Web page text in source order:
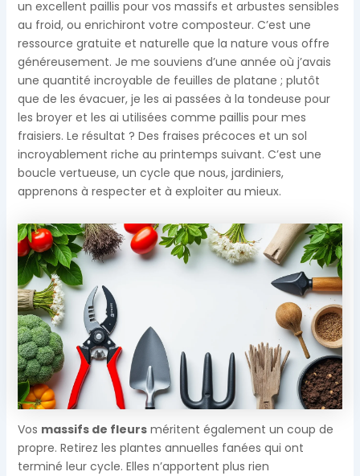
un excellent paillis pour vos massifs et arbustes sensibles
au froid, ou enrichiront votre composteur. C’est une
ressource gratuite et naturelle que la nature vous offre
généreusement. Je me souviens d’une année où j’avais
une quantité incroyable de feuilles de platane ; plutôt
que de les évacuer, je les ai passées à la tondeuse pour
les broyer et les ai utilisées comme paillis pour mes
fraisiers. Le résultat ? Des fraises précoces et un sol
incroyablement riche au printemps suivant. C’est une
boucle vertueuse, un cycle que nous, jardiniers,
apprenons à respecter et à exploiter au mieux.
Vos massifs de fleursméritent également un coup de
propre. Retirez les plantes annuelles fanées qui ont
terminé leur cycle. Elles n’apportent plus rien